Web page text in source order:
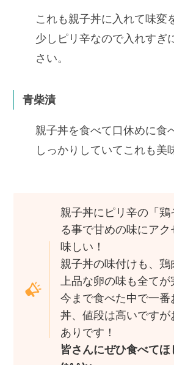
これも親子丼に入れて味変
少しピリ辛なので入れすぎ
さい。
青柴漬
親子丼を食べて口休めに食
しっかりしていてこれも美
親子丼にピリ辛の「
る事で甘めの味にア
味しい！
親子丼の味付けも、鶏
上品な卵の味も全てが
今まで食べた中で一番
丼、値段は高いですが
ありです！
皆さんにぜひ食べてほ